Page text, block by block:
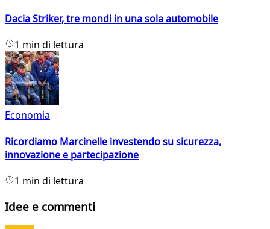
Dacia Striker, tre mondi in una sola automobile
1 min di lettura
Economia
Ricordiamo Marcinelle investendo su sicurezza,
innovazione e partecipazione
1 min di lettura
Idee e commenti